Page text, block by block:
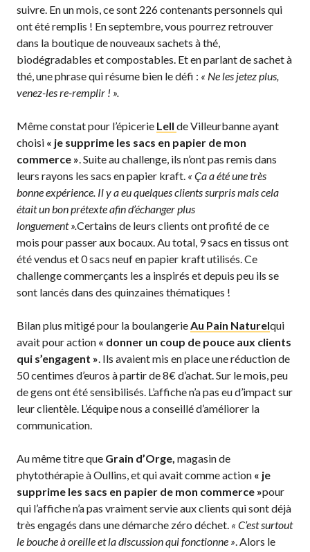
suivre. En un mois, ce sont 226 contenants personnels qui
ont été remplis ! En septembre, vous pourrez retrouver
dans la boutique de nouveaux sachets à thé,
biodégradables et compostables. Et en parlant de sachet à
thé, une phrase qui résume bien le défi : « Ne les jetez plus,
venez-les re-remplir ! ».
Même constat pour l’épicerie Lell de Villeurbanne ayant
choisi « je supprime les sacs en papier de mon
commerce » . Suite au challenge, ils n’ont pas remis dans
leurs rayons les sacs en papier kraft. « Ça a été une très
bonne expérience. Il y a eu quelques clients surpris mais cela
était un bon prétexte afin d’échanger plus
longuement ».Certains de leurs clients ont profité de ce
mois pour passer aux bocaux. Au total, 9 sacs en tissus ont
été vendus et 0 sacs neuf en papier kraft utilisés. Ce
challenge commerçants les a inspirés et depuis peu ils se
sont lancés dans des quinzaines thématiques !
Bilan plus mitigé pour la boulangerie Au Pain Naturelqui
avait pour action « donner un coup de pouce aux clients
qui s’engagent » . Ils avaient mis en place une réduction de
50 centimes d’euros à partir de 8€ d’achat. Sur le mois, peu
de gens ont été sensibilisés. L’affiche n’a pas eu d’impact sur
leur clientèle. L’équipe nous a conseillé d’améliorer la
communication.
Au même titre que Grain d’Orge, magasin de
phytothérapie à Oullins, et qui avait comme action « je
supprime les sacs en papier de mon commerce »pour
qui l’affiche n’a pas vraiment servie aux clients qui sont déjà
très engagés dans une démarche zéro déchet. « C’est surtout
le bouche à oreille et la discussion qui fonctionne » . Alors le